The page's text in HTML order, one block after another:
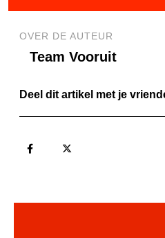
OVER DE AUTEUR
Team Vooruit
Deel dit artikel met je